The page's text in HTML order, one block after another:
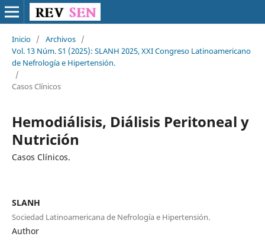
Inicio / Archivos /
Vol. 13 Núm. S1 (2025): SLANH 2025, XXI Congreso Latinoamericano
de Nefrología e Hipertensión.
/
Casos Clínicos
Hemodiálisis, Diálisis Peritoneal y
Nutrición
Casos Clínicos.
SLANH
Sociedad Latinoamericana de Nefrología e Hipertensión.
Author